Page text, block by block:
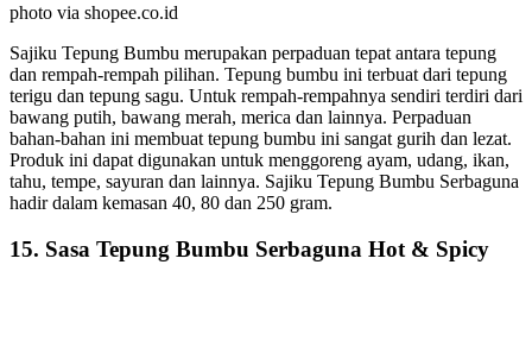
photo via shopee.co.id
Sajiku Tepung Bumbu merupakan perpaduan tepat antara tepung
dan rempah-rempah pilihan. Tepung bumbu ini terbuat dari tepung
terigu dan tepung sagu. Untuk rempah-rempahnya sendiri terdiri dari
bawang putih, bawang merah, merica dan lainnya. Perpaduan
bahan-bahan ini membuat tepung bumbu ini sangat gurih dan lezat.
Produk ini dapat digunakan untuk menggoreng ayam, udang, ikan,
tahu, tempe, sayuran dan lainnya. Sajiku Tepung Bumbu Serbaguna
hadir dalam kemasan 40, 80 dan 250 gram.
15. Sasa Tepung Bumbu Serbaguna Hot & Spicy